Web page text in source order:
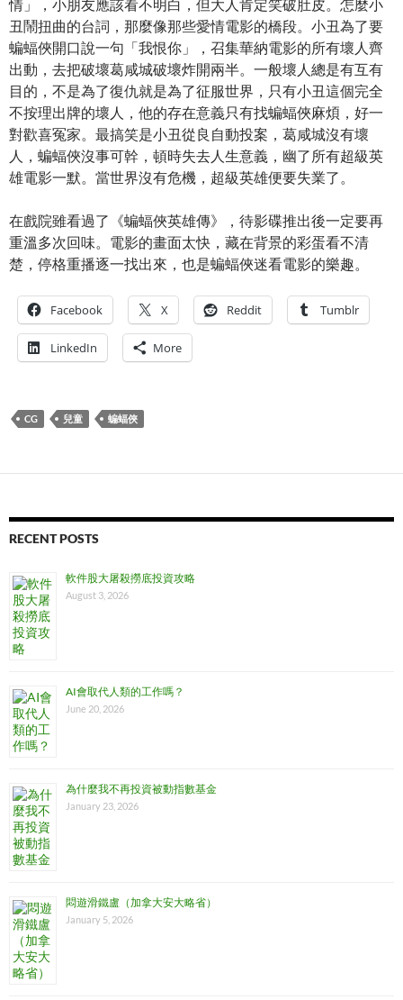
情」，小朋友應該看不明白，但大人肯定笑破肚皮。怎麼小
丑鬧扭曲的台詞，那麼像那些愛情電影的橋段。小丑為了要
蝙蝠俠開口說一句「我恨你」，召集華納電影的所有壞人齊
出動，去把破壞葛咸城破壞炸開兩半。一般壞人總是有互有
目的，不是為了復仇就是為了征服世界，只有小丑這個完全
不按理出牌的壞人，他的存在意義只有找蝙蝠俠麻煩，好一
對歡喜冤家。最搞笑是小丑從良自動投案，葛咸城沒有壞
人，蝙蝠俠沒事可幹，頓時失去人生意義，幽了所有超級英
雄電影一默。當世界沒有危機，超級英雄便要失業了。
在戲院雖看過了《蝙蝠俠英雄傳》，待影碟推出後一定要再
重溫多次回味。電影的畫面太快，藏在背景的彩蛋看不清
楚，停格重播逐一找出來，也是蝙蝠俠迷看電影的樂趣。
Facebook X Reddit Tumblr
LinkedIn More
CG 兒童 蝙蝠俠
RECENT POSTS
軟件股大屠殺撈底投資攻略
August 3, 2026
AI會取代人類的工作嗎？
June 20, 2026
為什麼我不再投資被動指數基金
January 23, 2026
悶遊滑鐵盧（加拿大安大略省）
January 5, 2026